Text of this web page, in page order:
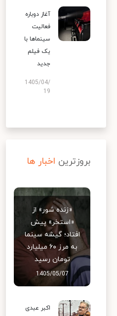
آغاز دوباره
فعالیت
سینماها با
یک فیلم
جدید
1405/04/
19
بروزترین اخبار ها
«زنده شور» از
«استخر» پیش
افتاد؛ گیشه سینما
به مرز ۶۰ میلیارد
تومان رسید
1405/05/07
اکبر عبدی